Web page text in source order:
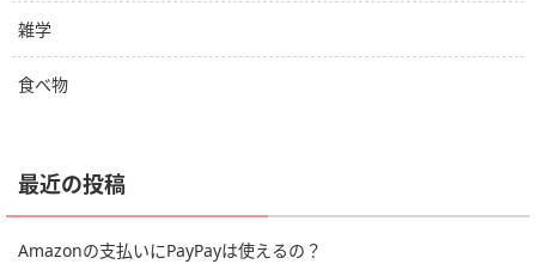
雑学
食べ物
最近の投稿
Amazonの支払いにPayPayは使えるの？